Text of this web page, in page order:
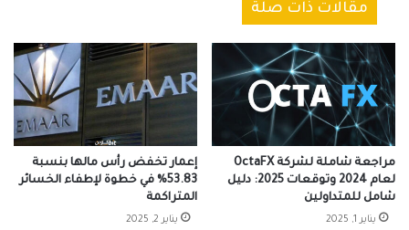
مقالات ذات صلة
إعمار تخفض رأس مالها بنسبة
53.83% في خطوة لإطفاء الخسائر
المتراكمة
يناير 2, 2025
مراجعة شاملة لشركة OctaFX
لعام 2024 وتوقعات 2025: دليل
شامل للمتداولين
يناير 1, 2025